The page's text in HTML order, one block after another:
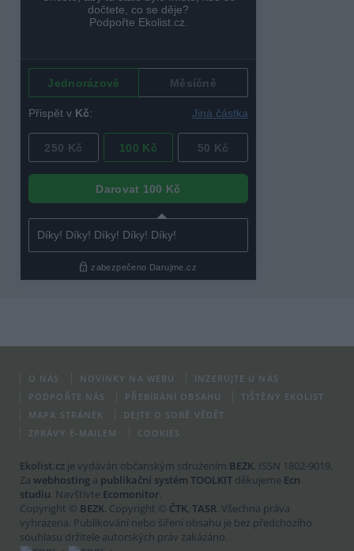
O NÁS NOVINKY NA WEBU
INZERUJTE U NÁS
PODPOŘTE NÁS
PŘEBÍRÁNÍ OBSAHU
TIŠTĚNÝ EKOLIST
MAPA STRÁNEK
DEJTE O SOBĚ VĚDĚT
ZPRÁVY E-MAILEM
COOKIES
Ekolist.cz je vydáván občanským sdružením BEZK. ISSN 1802-9019.
Za webhosting a publikační systém TOOLKIT děkujeme Ecn
studiu. Navštivte Ecomonitor.
Copyright © BEZK. Copyright © ČTK, TASR. Všechna práva
vyhrazena. Publikování nebo šíření obsahu je bez předchozího
souhlasu držitele autorských práv zakázáno.